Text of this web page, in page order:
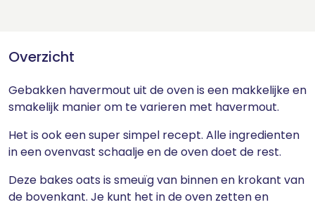
Overzicht
Gebakken havermout uit de oven is een makkelijke en
smakelijk manier om te varieren met havermout.
Het is ook een super simpel recept. Alle ingredienten
in een ovenvast schaalje en de oven doet de rest.
Deze bakes oats is smeuïg van binnen en krokant van
de bovenkant. Je kunt het in de oven zetten en